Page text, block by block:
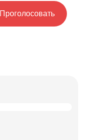
Проголосовать